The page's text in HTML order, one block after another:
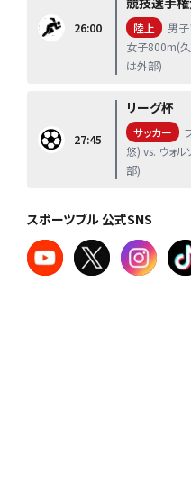
26:00 陸上
男
女子800m(
は外部)
27:45
リーグ杯
サッカー
悠) vs. ウォ
部)
スポーツブル 公式SNS